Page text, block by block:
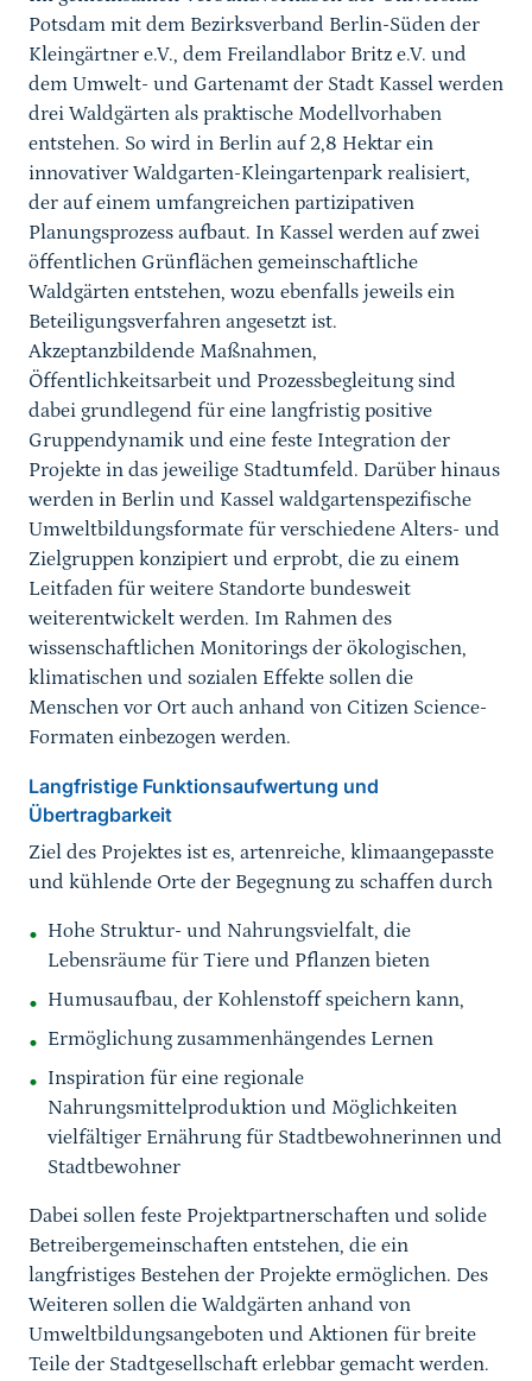
Potsdam mit dem Bezirksverband Berlin-Süden der
Kleingärtner e.V., dem Freilandlabor Britz e.V. und
dem Umwelt- und Gartenamt der Stadt Kassel werden
drei Waldgärten als praktische Modellvorhaben
entstehen. So wird in Berlin auf 2,8 Hektar ein
innovativer Waldgarten-Kleingartenpark realisiert,
der auf einem umfangreichen partizipativen
Planungsprozess aufbaut. In Kassel werden auf zwei
öffentlichen Grünflächen gemeinschaftliche
Waldgärten entstehen, wozu ebenfalls jeweils ein
Beteiligungsverfahren angesetzt ist.
Akzeptanzbildende Maßnahmen,
Öffentlichkeitsarbeit und Prozessbegleitung sind
dabei grundlegend für eine langfristig positive
Gruppendynamik und eine feste Integration der
Projekte in das jeweilige Stadtumfeld. Darüber hinaus
werden in Berlin und Kassel waldgartenspezifische
Umweltbildungsformate für verschiedene Alters- und
Zielgruppen konzipiert und erprobt, die zu einem
Leitfaden für weitere Standorte bundesweit
weiterentwickelt werden. Im Rahmen des
wissenschaftlichen Monitorings der ökologischen,
klimatischen und sozialen Effekte sollen die
Menschen vor Ort auch anhand von Citizen Science-
Formaten einbezogen werden.
Langfristige Funktionsaufwertung und
Übertragbarkeit
Ziel des Projektes ist es, artenreiche, klimaangepasste
und kühlende Orte der Begegnung zu schaffen durch
Hohe Struktur- und Nahrungsvielfalt, die
Lebensräume für Tiere und Pflanzen bieten
Humusaufbau, der Kohlenstoff speichern kann,
Ermöglichung zusammenhängendes Lernen
Inspiration für eine regionale
Nahrungsmittelproduktion und Möglichkeiten
vielfältiger Ernährung für Stadtbewohnerinnen und
Stadtbewohner
Dabei sollen feste Projektpartnerschaften und solide
Betreibergemeinschaften entstehen, die ein
langfristiges Bestehen der Projekte ermöglichen. Des
Weiteren sollen die Waldgärten anhand von
Umweltbildungsangeboten und Aktionen für breite
Teile der Stadtgesellschaft erlebbar gemacht werden.